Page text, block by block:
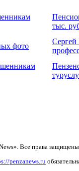
тыс.
фото
Сергей
Все права
penzanews.ru